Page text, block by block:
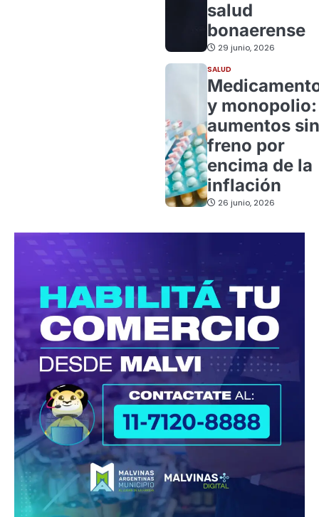
salud
bonaerense
29 junio, 2026
SALUD
y monopolio:
aumentos sin
freno por
encima de la
inflación
26 junio, 2026